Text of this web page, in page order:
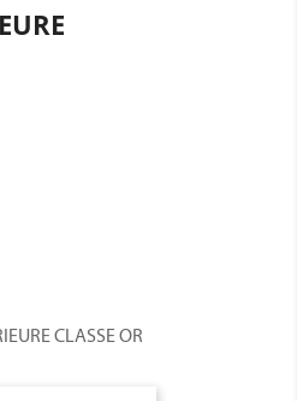
CLASSE OR